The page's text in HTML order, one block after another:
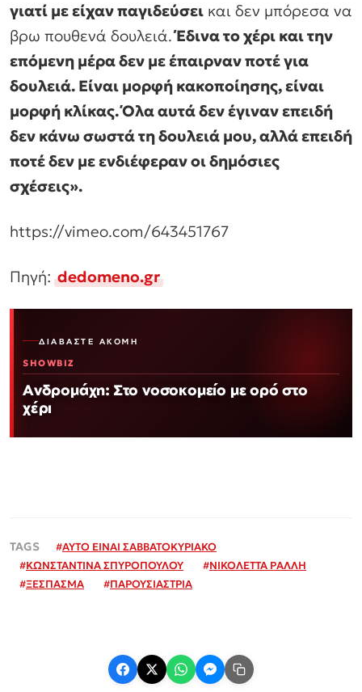
γιατί με είχαν παγιδεύσει και δεν μπόρεσα να
βρω πουθενά δουλειά.Έδινα το χέρι και την
επόμενη μέρα δεν με έπαιρναν ποτέ για
δουλειά. Είναι μορφή κακοποίησης, είναι
μορφή κλίκας. Όλα αυτά δεν έγιναν επειδή
δεν κάνω σωστά τη δουλειά μου, αλλά επειδή
ποτέ δεν με ενδιέφεραν οι δημόσιες
σχέσεις».
https://vimeo.com/643451767
Πηγή:dedomeno.gr
ΔΙΑΒΆΣΤΕ ΑΚΌΜΗ
SHOWBIZ
Ανδρομάχη: Στο νοσοκομείο με ορό στο
χέρι
#ΑΥΤΟ ΕΙΝΑΙ ΣΑΒΒΑΤΟΚΥΡΙΑΚΟ
#ΚΩΝΣΤΑΝΤΙΝΑ ΣΠΥΡΟΠΟΥΛΟΥ #ΝΙΚΟΛΕΤΤΑ ΡΑΛΛΗ
#ΞΕΣΠΑΣΜΑ #ΠΑΡΟΥΣΙΑΣΤΡΙΑ